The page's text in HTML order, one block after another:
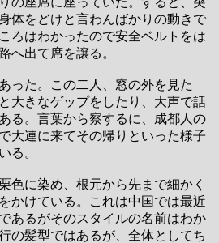
体をどけと言わんばかりの動きで
ろはわかったので安全ベルトをは
へ出て席を譲る。
った。この二人、窓の外を見た
大きなゲップをしたり、大声で話
る。言葉から察するに、成都人の
大連に来てその帰りといった様子
る。
色に染め、根元から先まで細かく
かけている。これは中国では最近
あるがそのスタイルの名前はわか
の髪型ではあるが、全体としてち